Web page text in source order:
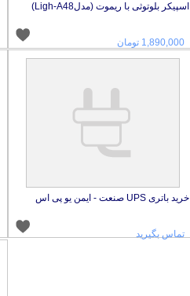
اسپیکر بلوتوثی با ریموت (مدلLigh-A48)
1,890,000 تومان
خرید باتری UPS صنعت - ایمن یو پی اس
تماس بگیرید